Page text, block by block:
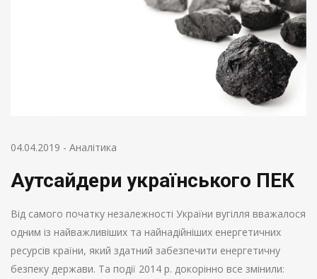
04.04.2019 - Аналітика
Аутсайдери українського ПЕК
Від самого початку незалежності України вугілля вважалося
одним із найважливіших та найнадійніших енергетичних
ресурсів країни, який здатний забезпечити енергетичну
безпеку держави. Та події 2014 р. докорінно все змінили: